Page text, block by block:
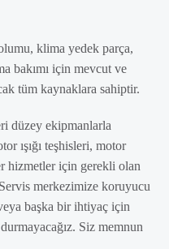
klima yedek parça,
bakımı için mevcut ve
tüm kaynaklara sahiptir.
düzey ekipmanlarla
ışığı teşhisleri, motor
hizmetler için gerekli olan
merkezimize koruyucu
başka bir ihtiyaç için
Siz memnun